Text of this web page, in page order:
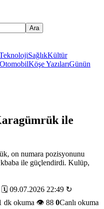
Ara
SağlıkKültür
OtomobilKöşe YazılarıGünün
ile
on numara pozisyonunu
ile güçlendirdi. Kulüp,
🗓️ 09.07.2026 22:49 ↻
okuma 👁️ 88 0Canlı okuma